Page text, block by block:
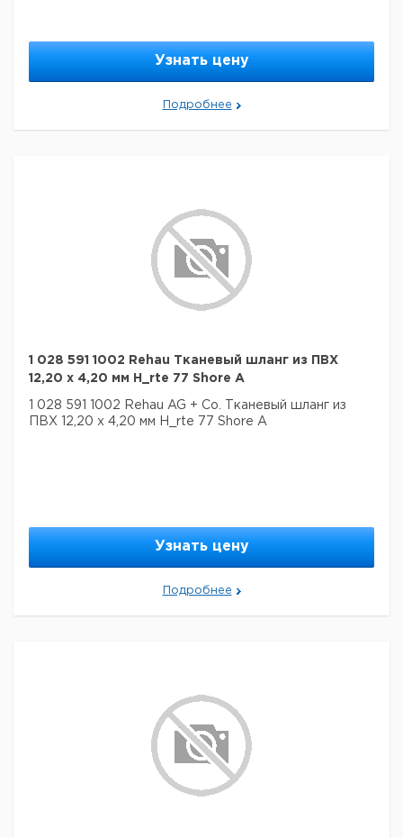
Узнать цену
Подробнее
1 028 591 1002 Rehau Тканевый шланг из ПВХ
12,20 х 4,20 мм H_rte 77 Shore A
1 028 591 1002 Rehau AG + Co. Тканевый шланг из
ПВХ 12,20 х 4,20 мм H_rte 77 Shore A
Узнать цену
Подробнее